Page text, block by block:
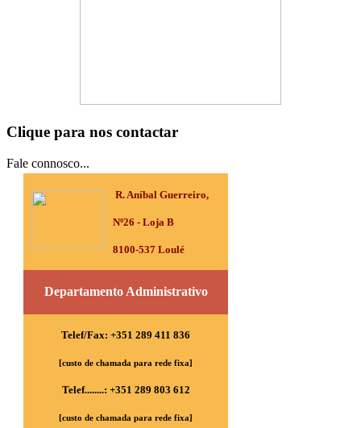
Clique para nos contactar
Fale connosco...
R. Aníbal Guerreiro,
Nº26 - Loja B
8100-537 Loulé
Departamento Administrativo
Telef/Fax: +351 289 411 836
[custo de chamada para rede fixa]
Telef........: +351 289 803 612
[custo de chamada para rede fixa]